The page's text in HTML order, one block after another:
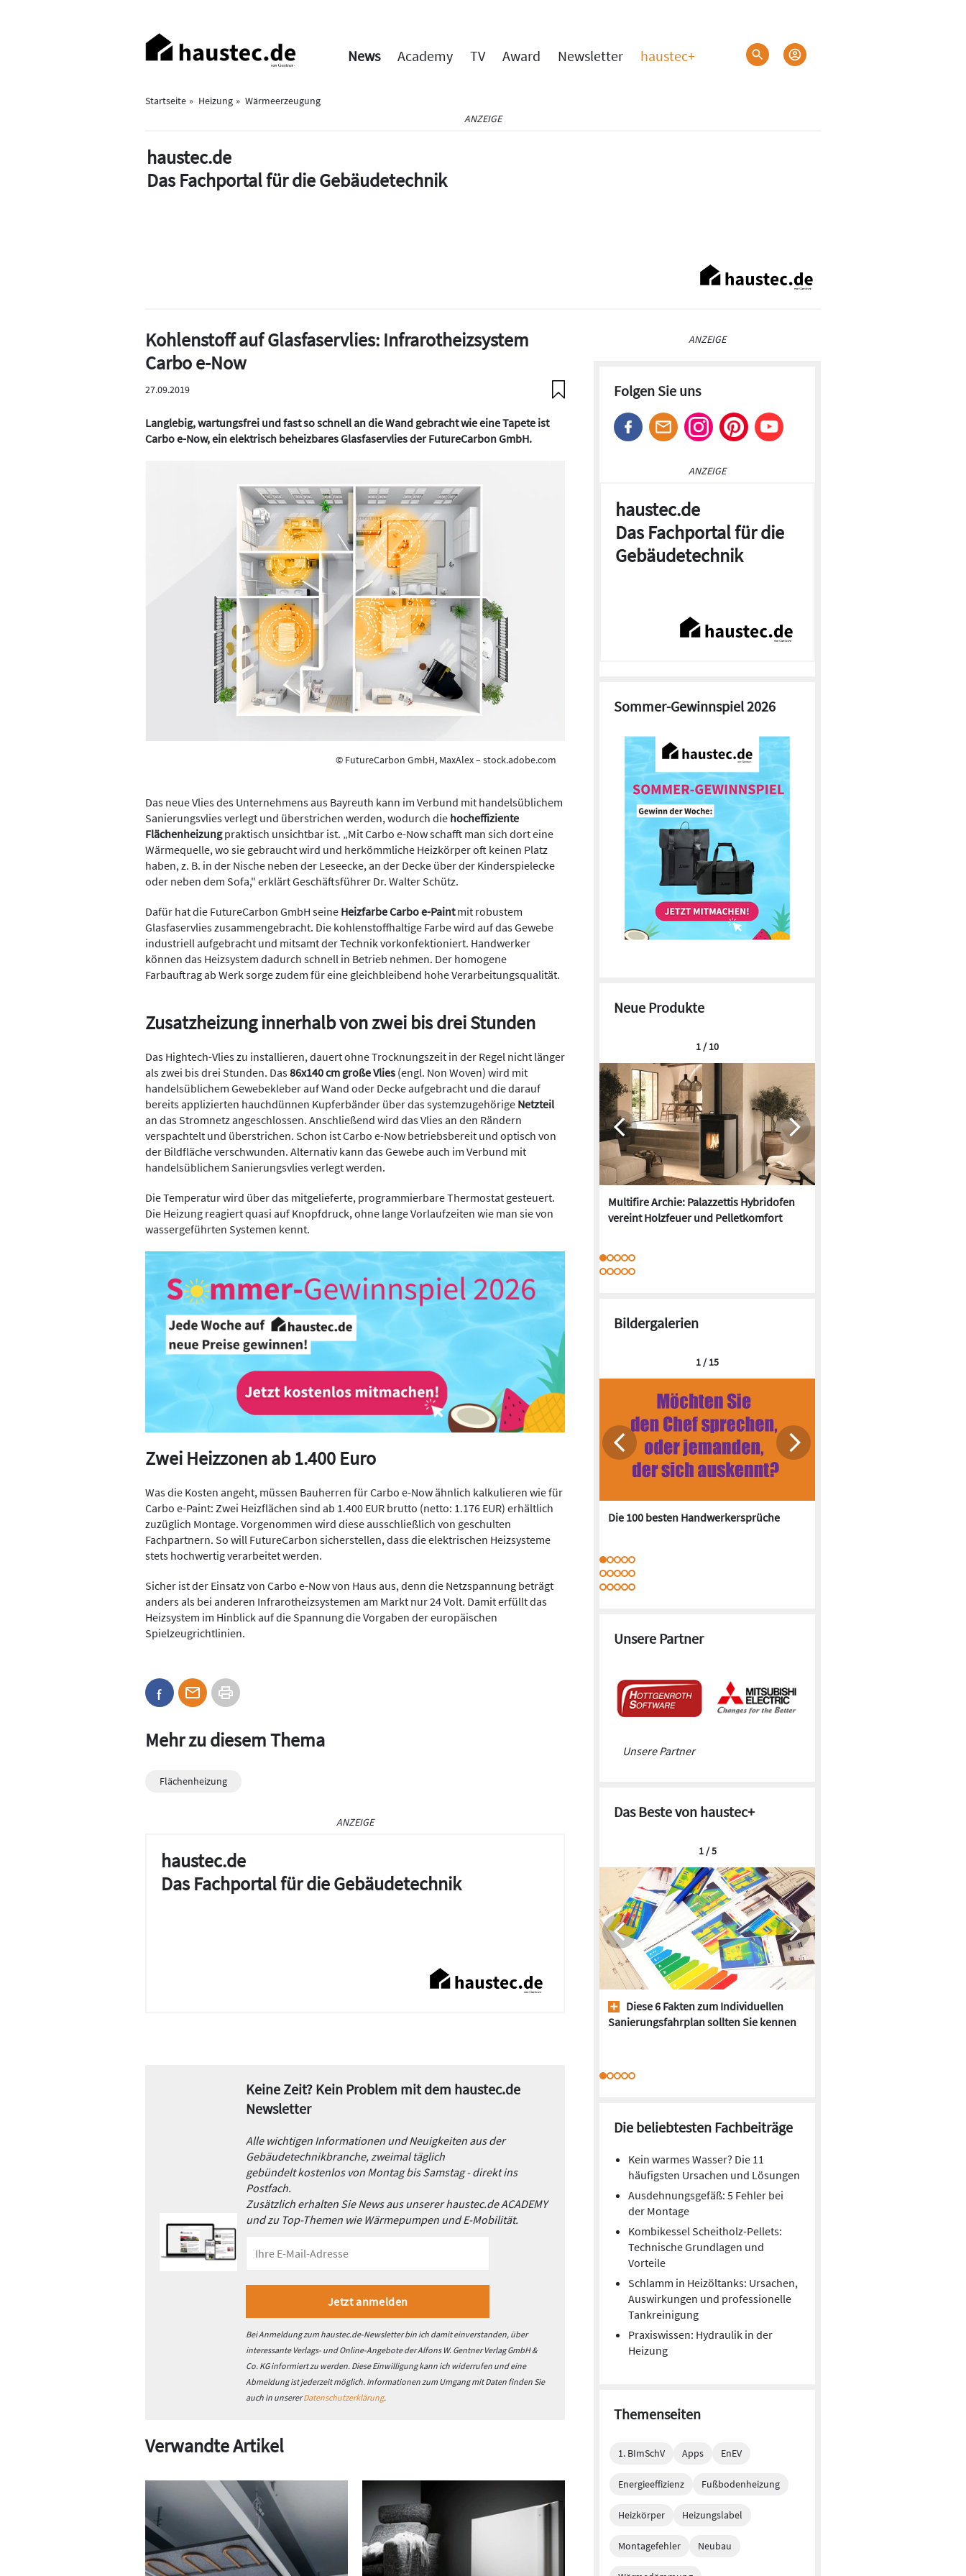
Haupt-
Navigation
News Academy TV Award Newsletter haustec+
Startseite Heizung
Wärmeerzeugung
ANZEIGE
haustec.de
Das Fachportal für die Gebäudetechnik
Kohlenstoff auf Glasfaservlies: Infrarotheizsystem
Carbo e-Now
27.09.2019
Langlebig, wartungsfrei und fast so schnell an die Wand gebracht wie eine Tapete ist
Carbo e-Now, ein elektrisch beheizbares Glasfaservlies der FutureCarbon GmbH.
© FutureCarbon GmbH, MaxAlex – stock.adobe.com
Das neue Vlies des Unternehmens aus Bayreuth kann im Verbund mit handelsüblichem
Sanierungsvlies verlegt und überstrichen werden, wodurch die hocheffiziente
Flächenheizungpraktisch unsichtbar ist. „Mit Carbo e-Now schafft man sich dort eine
Wärmequelle, wo sie gebraucht wird und herkömmliche Heizkörper oft keinen Platz
haben, z. B. in der Nische neben der Leseecke, an der Decke über der Kinderspielecke
oder neben dem Sofa," erklärt Geschäftsführer Dr. Walter Schütz.
Dafür hat die FutureCarbon GmbH seine Heizfarbe Carbo e-Paintmit robustem
Glasfaservlies zusammengebracht. Die kohlenstoffhaltige Farbe wird auf das Gewebe
industriell aufgebracht und mitsamt der Technik vorkonfektioniert. Handwerker
können das Heizsystem dadurch schnell in Betrieb nehmen. Der homogene
Farbauftrag ab Werk sorge zudem für eine gleichbleibend hohe Verarbeitungsqualität.
Zusatzheizung innerhalb von zwei bis drei Stunden
Das Hightech-Vlies zu installieren, dauert ohne Trocknungszeit in der Regel nicht länger
als zwei bis drei Stunden. Das86x140 cm große Vlies (engl. Non Woven) wird mit
handelsüblichem Gewebekleber auf Wand oder Decke aufgebracht und die darauf
bereits applizierten hauchdünnen Kupferbänder über das systemzugehörige Netzteil
an das Stromnetz angeschlossen. Anschließend wird das Vlies an den Rändern
verspachtelt und überstrichen. Schon ist Carbo e-Now betriebsbereit und optisch von
der Bildfläche verschwunden. Alternativ kann das Gewebe auch im Verbund mit
handelsüblichem Sanierungsvlies verlegt werden.
Die Temperatur wird über das mitgelieferte, programmierbare Thermostat gesteuert.
Die Heizung reagiert quasi auf Knopfdruck, ohne lange Vorlaufzeiten wie man sie von
wassergeführten Systemen kennt.
Zwei Heizzonen ab 1.400 Euro
Was die Kosten angeht, müssen Bauherren für Carbo e-Now ähnlich kalkulieren wie für
Carbo e-Paint: Zwei Heizflächen sind ab 1.400 EUR brutto (netto: 1.176 EUR) erhältlich
zuzüglich Montage. Vorgenommen wird diese ausschließlich von geschulten
Fachpartnern. So will FutureCarbon sicherstellen, dass die elektrischen Heizsysteme
stets hochwertig verarbeitet werden.
Sicher ist der Einsatz von Carbo e-Now von Haus aus, denn die Netzspannung beträgt
anders als bei anderen Infrarotheizsystemen am Markt nur 24 Volt. Damit erfüllt das
Heizsystem im Hinblick auf die Spannung die Vorgaben der europäischen
Spielzeugrichtlinien.
Mehr zu diesem Thema
Flächenheizung
ANZEIGE
haustec.de
Das Fachportal für die Gebäudetechnik
Keine Zeit? Kein Problem mit dem haustec.de
Newsletter
Alle wichtigen Informationen und Neuigkeiten aus der
Gebäudetechnikbranche, zweimal täglich
gebündelt kostenlos von Montag bis Samstag - direkt ins
Postfach.
Zusätzlich erhalten Sie News aus unserer haustec.de ACADEMY
und zu Top-Themen wie Wärmepumpen und E-Mobilität.
Bei Anmeldung zum haustec.de-Newsletter bin ich damit einverstanden, über
interessante Verlags- und Online-Angebote der Alfons W. Gentner Verlag GmbH &
Co. KG informiert zu werden. Diese Einwilligung kann ich widerrufen und eine
Abmeldung ist jederzeit möglich. Informationen zum Umgang mit Daten finden Sie
auch in unsererDatenschutzerklärung.
Verwandte Artikel
ANZEIGE
Folgen Sie uns
ANZEIGE
haustec.de
Das Fachportal für die
Gebäudetechnik
Sommer-Gewinnspiel 2026
Neue Produkte
Multifire Archie: Palazzettis Hybridofen
vereint Holzfeuer und Pelletkomfort
1 / 10
Bildergalerien
Die 100 besten Handwerkersprüche
1 / 15
Unsere Partner
Unsere Partner
Das Beste von haustec+
Diese 6 Fakten zum Individuellen
Sanierungsfahrplan sollten Sie kennen
1 / 5
Die beliebtesten Fachbeiträge
Kein warmes Wasser? Die 11
häufigsten Ursachen und Lösungen
Ausdehnungsgefäß: 5 Fehler bei
der Montage
Kombikessel Scheitholz-Pellets:
Technische Grundlagen und
Vorteile
Schlamm in Heizöltanks: Ursachen,
Auswirkungen und professionelle
Tankreinigung
Praxiswissen: Hydraulik in der
Heizung
Themenseiten
1. BImSchV Apps EnEV
Energieeffizienz Fußbodenheizung
Heizkörper Heizungslabel
Montagefehler Neubau